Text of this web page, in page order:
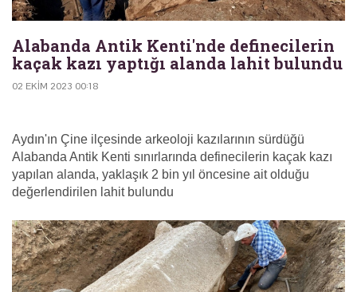
Alabanda Antik Kenti'nde definecilerin
kaçak kazı yaptığı alanda lahit bulundu
02 EKIM 2023 00:18
Aydın'ın Çine ilçesinde arkeoloji kazılarının sürdüğü
Alabanda Antik Kenti sınırlarında definecilerin kaçak kazı
yapılan alanda, yaklaşık 2 bin yıl öncesine ait olduğu
değerlendirilen lahit bulundu